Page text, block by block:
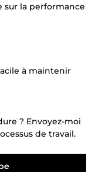
sur la performance
à maintenir
? Envoyez-moi
de travail.